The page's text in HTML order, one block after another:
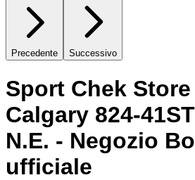
Precedente Successivo
Sport Chek Store
Calgary 824-
N.E. - Negozio
ufficiale